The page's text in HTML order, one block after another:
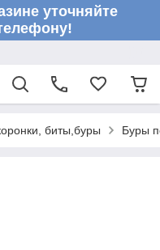
уточняйте
биты,буры Буры